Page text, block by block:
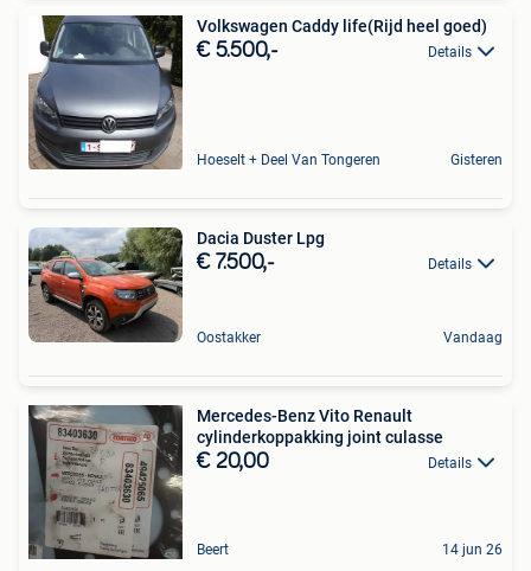
Volkswagen Caddy life(Rijd heel goed)
€ 5.500,- Details
Hoeselt + Deel Van Tongeren Gisteren
Dacia Duster Lpg
€ 7.500,- Details
Oostakker Vandaag
Mercedes-Benz Vito Renault
cylinderkoppakking joint culasse
€ 20,00 Details
Beert 14 jun 26